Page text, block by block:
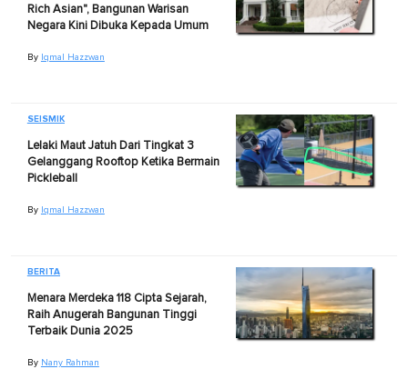
Rich Asian", Bangunan Warisan
Negara Kini Dibuka Kepada Umum
By Iqmal Hazzwan
SEISMIK
Lelaki Maut Jatuh Dari Tingkat 3
Gelanggang Rooftop Ketika Bermain
Pickleball
By Iqmal Hazzwan
BERITA
Menara Merdeka 118 Cipta Sejarah,
Raih Anugerah Bangunan Tinggi
Terbaik Dunia 2025
By Nany Rahman